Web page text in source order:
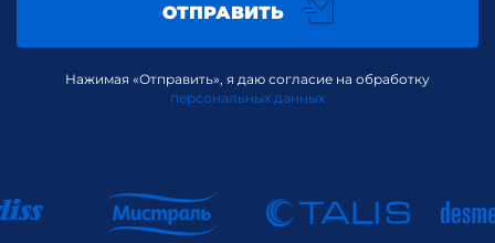
ОТПРАВИТЬ
Нажимая «Отправить», я даю согласие на обработку
персональных данных